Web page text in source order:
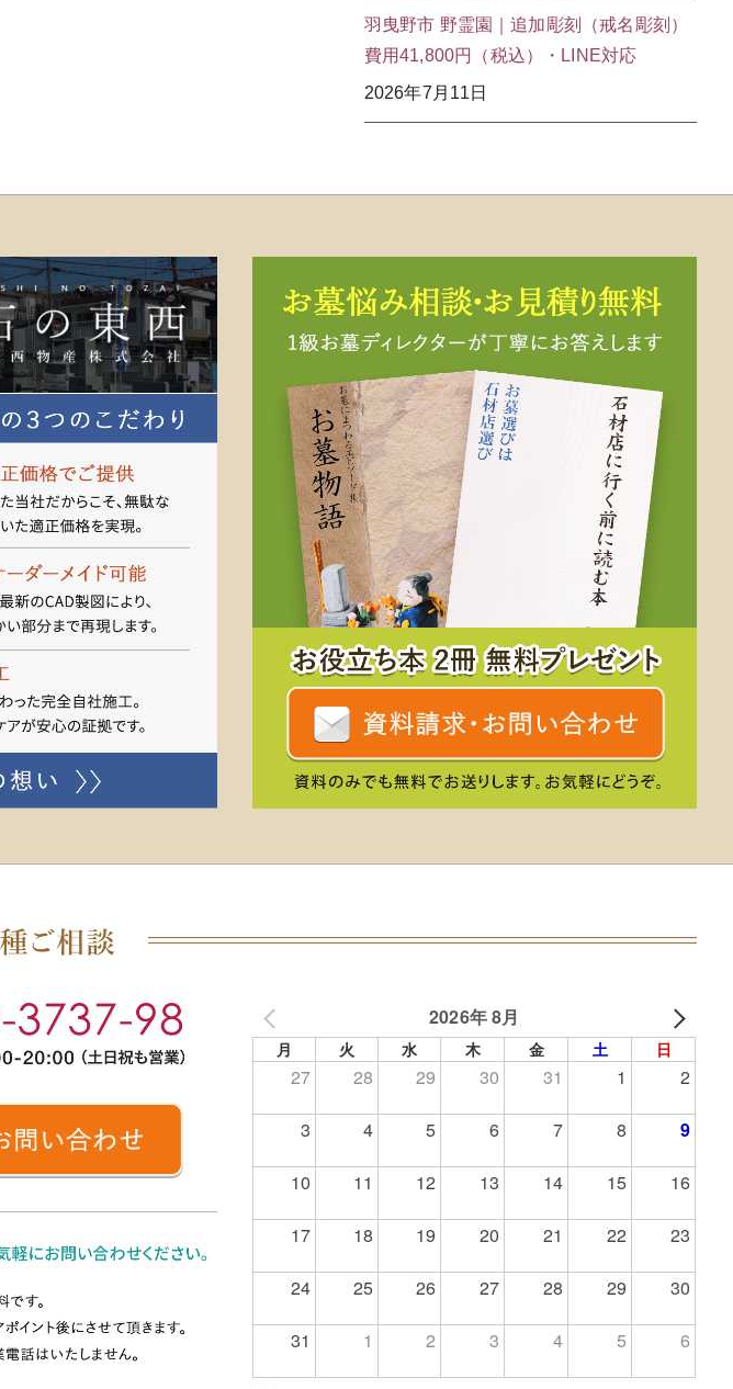
羽曳野市 野霊園｜追加彫刻（戒名彫刻）
費用41,800円（税込）・LINE対応
2026年7月11日
2026年 8月
月 火 水 木 金 土 日
27 28 29 30 31 1 2
3 4 5 6 7 8 9
10 11 12 13 14 15 16
17 18 19 20 21 22 23
24 25 26 27 28 29 30
31 1 2 3 4 5 6